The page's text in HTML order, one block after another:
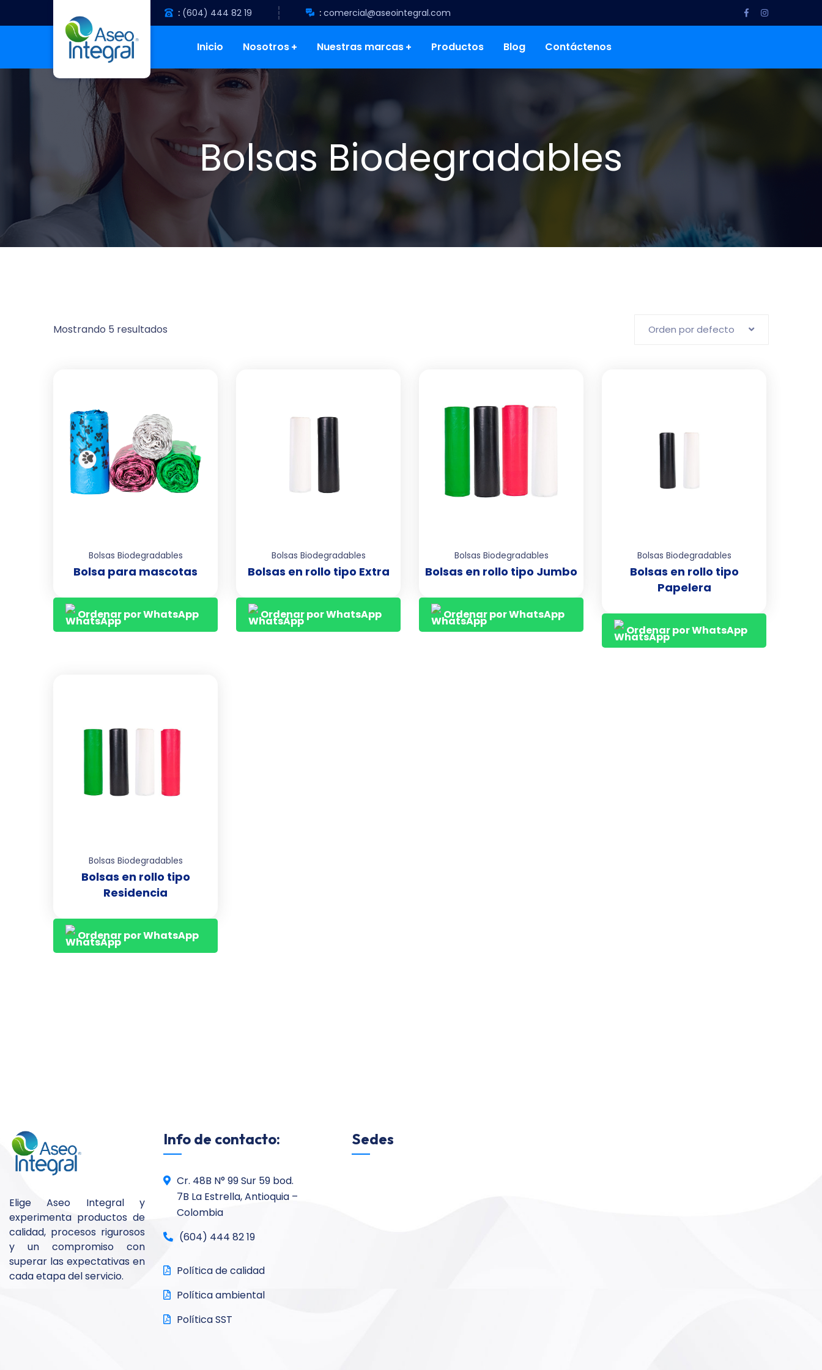
: (604) 444 82 19 : comercial@aseointegral.com
Inicio Nosotros Nuestras marcas Productos Blog Contáctenos
Bolsas Biodegradables
Mostrando 5 resultados Orden por defecto
Bolsas Biodegradables
Bolsa para mascotas
Ordenar por WhatsApp
Bolsas Biodegradables
Bolsas en rollo tipo Extra
Ordenar por WhatsApp
Bolsas Biodegradables
Bolsas en rollo tipo Jumbo
Ordenar por WhatsApp
Bolsas Biodegradables
Bolsas en rollo tipo
Papelera
Ordenar por WhatsApp
Bolsas Biodegradables
Bolsas en rollo tipo
Residencia
Ordenar por WhatsApp
Elige Aseo Integral y
experimenta productos de
calidad, procesos rigurosos
y un compromiso con
superar las expectativas en
cada etapa del servicio.
Info de contacto:
Cr. 48B N° 99 Sur 59 bod.
7B La Estrella, Antioquia –
Colombia
(604) 444 82 19
Política de calidad
Política ambiental
Política SST
Sedes